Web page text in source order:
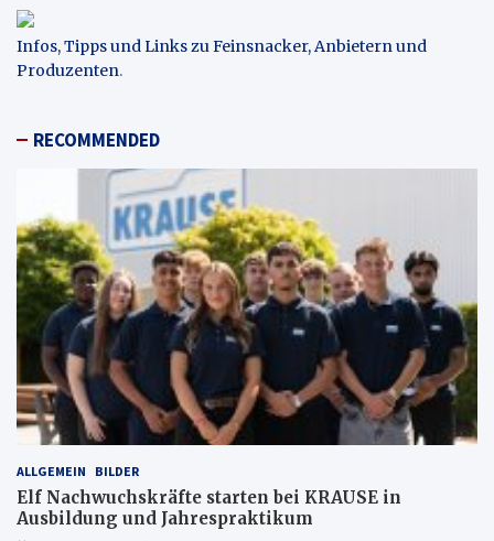
Infos, Tipps und Links zu Feinsnacker, Anbietern und
Produzenten.
RECOMMENDED
ALLGEMEIN BILDER
Elf Nachwuchskräfte starten bei KRAUSE in
Ausbildung und Jahrespraktikum